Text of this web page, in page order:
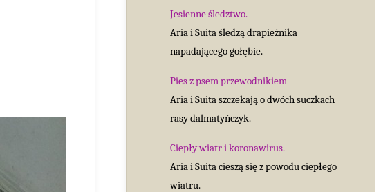
Jesienne śledztwo.
Aria i Suita śledzą drapieżnika
napadającego gołębie.
Pies z psem przewodnikiem
Aria i Suita szczekają o dwóch suczkach
rasy dalmatyńczyk.
Ciepły wiatr i koronawirus.
Aria i Suita cieszą się z powodu ciepłego
wiatru.